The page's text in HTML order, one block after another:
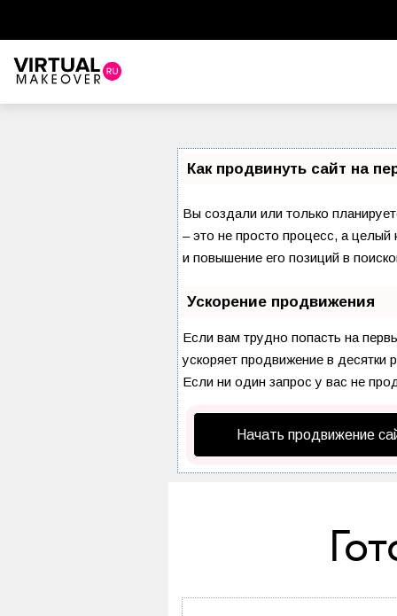
Как продвинуть сайт на
Вы создали или только
– это не просто процесс, а
и повышение его позиций в
Ускорение продвижения
Если вам трудно попасть на
ускоряет продвижение в десятки
Если ни один запрос у вас не
Начать продвижение